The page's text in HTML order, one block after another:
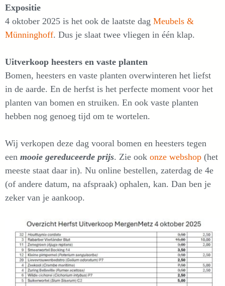
Expositie
4 oktober 2025 is het ook de laatste dag Meubels &
Münninghoff. Dus je slaat twee vliegen in één klap.
Uitverkoop heesters en vaste planten
Bomen, heesters en vaste planten overwinteren het liefst
in de aarde. En de herfst is het perfecte moment voor het
planten van bomen en struiken. En ook vaste planten
hebben nog genoeg tijd om te wortelen.
Wij verkopen deze dag vooral bomen en heesters tegen
een mooie gereduceerde prijs. Zie ook onze webshop (het
meeste staat daar in). Nu online bestellen, zaterdag de 4e
(of andere datum, na afspraak) ophalen, kan. Dan ben je
zeker van je aankoop.